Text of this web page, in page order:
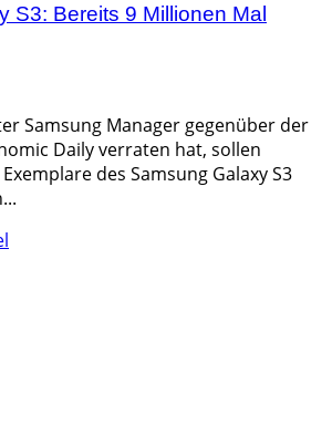
S3: Bereits 9 Millionen Mal
Samsung Manager gegenüber der
Daily verraten hat, sollen
des Samsung Galaxy S3